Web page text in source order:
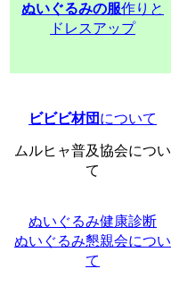
ぬいぐるみの服作りと
ドレスアップ
ビビビ材団 について
ムルヒャ普及協会につい
て
ぬいぐるみ健康診断
ぬいぐるみ懇親会につい
て